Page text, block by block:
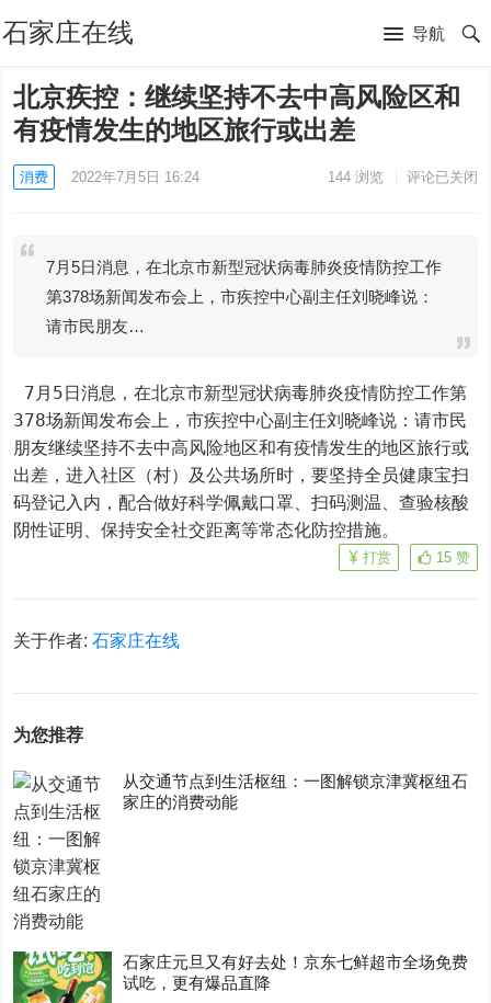
石家庄在线 导航
北京疾控：继续坚持不去中高风险区和
有疫情发生的地区旅行或出差
消费 2022年7月5日 16:24 144浏览 评论已关闭
7月5日消息，在北京市新型冠状病毒肺炎疫情防控工作
第378场新闻发布会上，市疾控中心副主任刘晓峰说：
请市民朋友…
378场新闻发布会上，市疾控中心副主任刘晓峰说：请市民
朋友继续坚持不去中高风险地区和有疫情发生的地区旅行或
出差，进入社区（村）及公共场所时，要坚持全员健康宝扫
码登记入内，配合做好科学佩戴口罩、扫码测温、查验核酸
阴性证明、保持安全社交距离等常态化防控措施。
15 赞
打赏
关于作者:石家庄在线
为您推荐
从交通节点到生活枢纽：一图解锁京津冀枢纽石
家庄的消费动能
石家庄元旦又有好去处！京东七鲜超市全场免费
试吃，更有爆品直降